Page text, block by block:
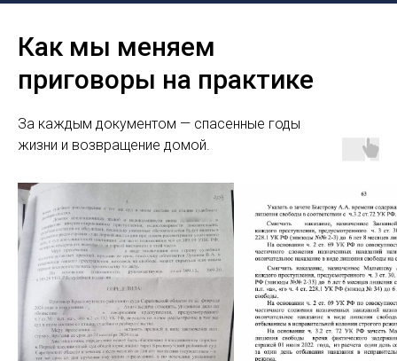
Как мы меняем
приговоры на практике
За каждым документом — спасенные годы
жизни и возвращение домой.